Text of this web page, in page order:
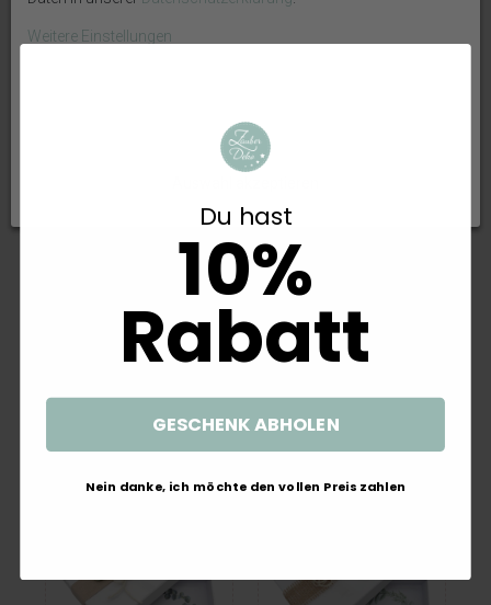
Briefbox Kartenbox Hochzeit
Eukalyptus Blätterkranz
Geburtstag Personalisiertes
20,99 €
5 Gastgeschenke Kommunion
Konfirmation Eukalyptus Salbei
Tischdeko Hochzeit
11,99 €
Weitere Einstellungen
Alle ablehnen
Du hast
10%
Rabatt
GESCHENK ABHOLEN
Nein danke, ich möchte den vollen Preis zahlen